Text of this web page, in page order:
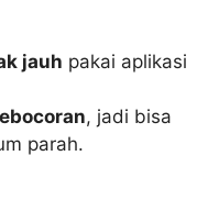
jauh pakai aplikasi
, jadi bisa
parah.